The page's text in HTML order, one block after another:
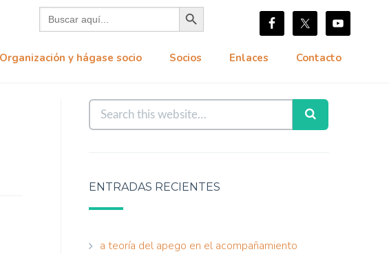
Organización y hágase socio Socios Enlaces Contacto
Buscar: Botón de búsqueda
ENTRADAS RECIENTES
a teoría del apego en el acompañamiento